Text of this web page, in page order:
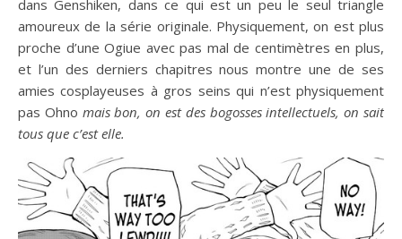
dans Genshiken, dans ce qui est un peu le seul triangle
amoureux de la série originale. Physiquement, on est plus
proche d’une Ogiue avec pas mal de centimètres en plus,
et l’un des derniers chapitres nous montre une de ses
amies cosplayeuses à gros seins qui n’est physiquement
pas Ohno mais bon, on est des bogosses intellectuels, on sait
tous que c’est elle.